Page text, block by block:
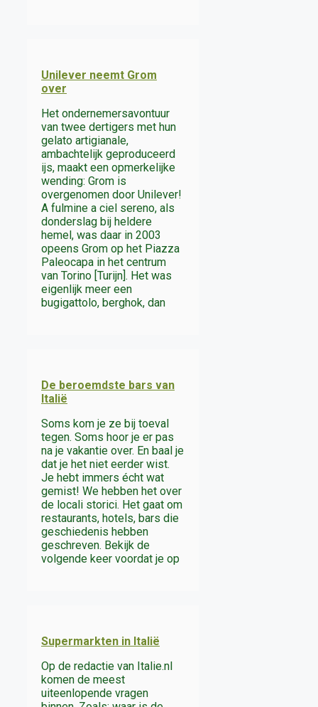
Unilever neemt Grom
over
Het ondernemersavontuur
van twee dertigers met hun
gelato artigianale,
ambachtelijk geproduceerd
ijs, maakt een opmerkelijke
wending: Grom is
overgenomen door Unilever!
A fulmine a ciel sereno, als
donderslag bij heldere
hemel, was daar in 2003
opeens Grom op het Piazza
Paleocapa in het centrum
van Torino [Turijn]. Het was
eigenlijk meer een
bugigattolo, berghok, dan
De beroemdste bars van
Italië
Soms kom je ze bij toeval
tegen. Soms hoor je er pas
na je vakantie over. En baal je
dat je het niet eerder wist.
Je hebt immers écht wat
gemist! We hebben het over
de locali storici. Het gaat om
restaurants, hotels, bars die
geschiedenis hebben
geschreven. Bekijk de
volgende keer voordat je op
Supermarkten in Italië
Op de redactie van Italie.nl
komen de meest
uiteenlopende vragen